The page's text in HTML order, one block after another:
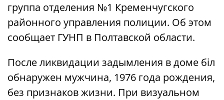
группа отделения №1 Кременчугского
районного управления полиции. Об этом
сообщает ГУНП в Полтавской области.
После ликвидации задымления в доме біл
обнаружен мужчина, 1976 года рождения,
без признаков жизни. При визуальном